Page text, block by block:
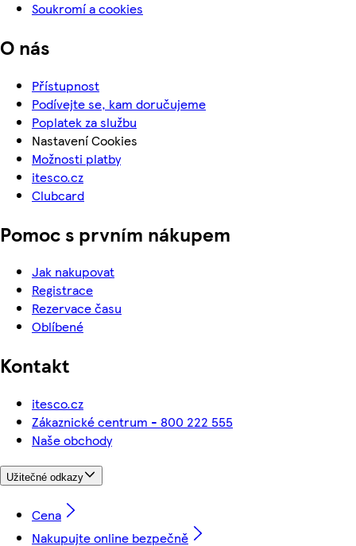
Soukromí a cookies
O nás
Přístupnost
Podívejte se, kam doručujeme
Poplatek za službu
Nastavení Cookies
Možnosti platby
itesco.cz
Clubcard
Pomoc s prvním nákupem
Jak nakupovat
Registrace
Rezervace času
Oblíbené
Kontakt
itesco.cz
Zákaznické centrum - 800 222 555
Naše obchody
Užitečné odkazy
Cena
Nakupujte online bezpečně